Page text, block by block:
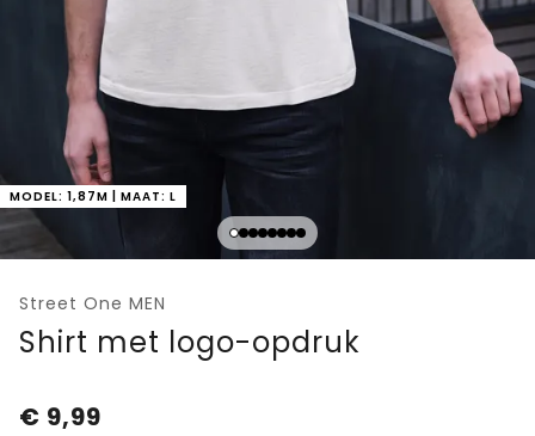
MODEL: 1,87M | MAAT: L
Street One MEN
Shirt met logo-opdruk
€ 9,99